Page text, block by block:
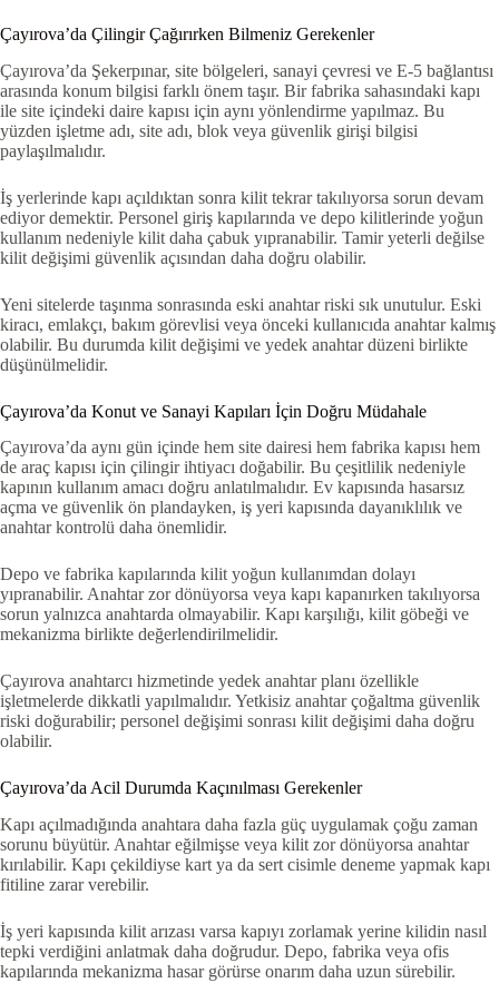
Çayırova’da Çilingir Çağırırken Bilmeniz Gerekenler
Çayırova’da Şekerpınar, site bölgeleri, sanayi çevresi ve E-5 bağlantısı
arasında konum bilgisi farklı önem taşır. Bir fabrika sahasındaki kapı
ile site içindeki daire kapısı için aynı yönlendirme yapılmaz. Bu
yüzden işletme adı, site adı, blok veya güvenlik girişi bilgisi
paylaşılmalıdır.
İş yerlerinde kapı açıldıktan sonra kilit tekrar takılıyorsa sorun devam
ediyor demektir. Personel giriş kapılarında ve depo kilitlerinde yoğun
kullanım nedeniyle kilit daha çabuk yıpranabilir. Tamir yeterli değilse
kilit değişimi güvenlik açısından daha doğru olabilir.
Yeni sitelerde taşınma sonrasında eski anahtar riski sık unutulur. Eski
kiracı, emlakçı, bakım görevlisi veya önceki kullanıcıda anahtar kalmış
olabilir. Bu durumda kilit değişimi ve yedek anahtar düzeni birlikte
düşünülmelidir.
Çayırova’da Konut ve Sanayi Kapıları İçin Doğru Müdahale
Çayırova’da aynı gün içinde hem site dairesi hem fabrika kapısı hem
de araç kapısı için çilingir ihtiyacı doğabilir. Bu çeşitlilik nedeniyle
kapının kullanım amacı doğru anlatılmalıdır. Ev kapısında hasarsız
açma ve güvenlik ön plandayken, iş yeri kapısında dayanıklılık ve
anahtar kontrolü daha önemlidir.
Depo ve fabrika kapılarında kilit yoğun kullanımdan dolayı
yıpranabilir. Anahtar zor dönüyorsa veya kapı kapanırken takılıyorsa
sorun yalnızca anahtarda olmayabilir. Kapı karşılığı, kilit göbeği ve
mekanizma birlikte değerlendirilmelidir.
Çayırova anahtarcı hizmetinde yedek anahtar planı özellikle
işletmelerde dikkatli yapılmalıdır. Yetkisiz anahtar çoğaltma güvenlik
riski doğurabilir; personel değişimi sonrası kilit değişimi daha doğru
olabilir.
Çayırova’da Acil Durumda Kaçınılması Gerekenler
Kapı açılmadığında anahtara daha fazla güç uygulamak çoğu zaman
sorunu büyütür. Anahtar eğilmişse veya kilit zor dönüyorsa anahtar
kırılabilir. Kapı çekildiyse kart ya da sert cisimle deneme yapmak kapı
fitiline zarar verebilir.
İş yeri kapısında kilit arızası varsa kapıyı zorlamak yerine kilidin nasıl
tepki verdiğini anlatmak daha doğrudur. Depo, fabrika veya ofis
kapılarında mekanizma hasar görürse onarım daha uzun sürebilir.